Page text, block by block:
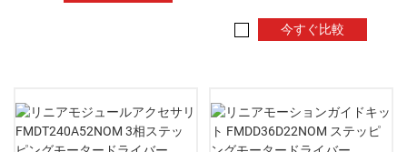
今すぐ比較